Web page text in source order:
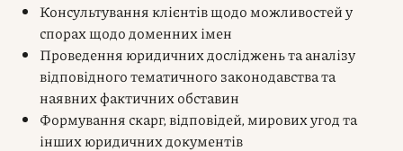
Консультування клієнтів щодо можливостей у
спорах щодо доменних імен
Проведення юридичних досліджень та аналізу
відповідного тематичного законодавства та
наявних фактичних обставин
Формування скарг, відповідей, мирових угод та
інших юридичних документів